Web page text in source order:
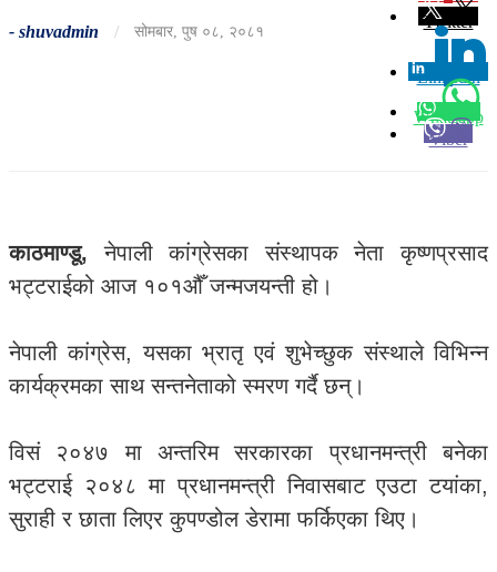
- shuvadmin / सोमबार, पुष ०८, २०८१
Twitter
Linkedin
0
Whatsapp
Viber
काठमाण्डू,नेपाली कांग्रेसका संस्थापक नेता कृष्णप्रसाद
भट्टराईको आज १०१औँ जन्मजयन्ती हो।
नेपाली कांग्रेस, यसका भ्रातृ एवं शुभेच्छुक संस्थाले विभिन्न
कार्यक्रमका साथ सन्तनेताको स्मरण गर्दै छन्।
विसं २०४७ मा अन्तरिम सरकारका प्रधानमन्त्री बनेका
भट्टराई २०४८ मा प्रधानमन्त्री निवासबाट एउटा टयांका,
सुराही र छाता लिएर कुपण्डोल डेरामा फर्किएका थिए।